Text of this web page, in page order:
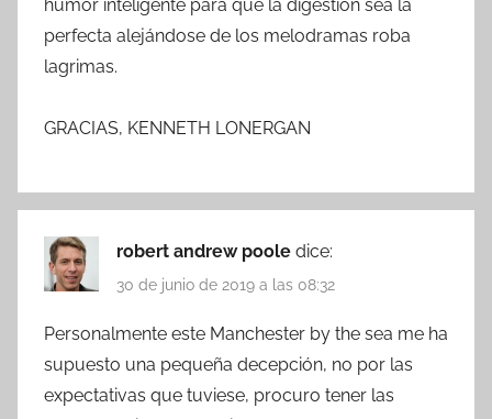
humor inteligente para que la digestión sea la
perfecta alejándose de los melodramas roba
lagrimas.
GRACIAS, KENNETH LONERGAN
robert andrew poole dice:
30 de junio de 2019 a las 08:32
Personalmente este Manchester by the sea me ha
supuesto una pequeña decepción, no por las
expectativas que tuviese, procuro tener las